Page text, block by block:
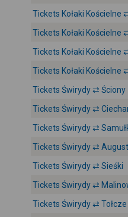
Tickets Kołaki Kościelne
Tickets Kołaki Kościelne
Tickets Kołaki Kościelne
Tickets Kołaki Kościelne
Tickets Świrydy ⇄ Ściony
Tickets Świrydy ⇄
Tickets Świrydy ⇄
Tickets Świrydy ⇄
Tickets Świrydy ⇄ Sieśki
Tickets Świrydy ⇄
Tickets Świrydy ⇄ Tołcze